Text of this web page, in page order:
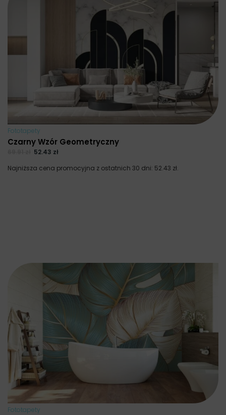
Fototapety
Czarny Wzór Geometryczny
52.43 zł
Najniższa cena promocyjna z ostatnich 30 dni: 52.43 zł.
Fototapety